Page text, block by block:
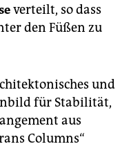
verteilt, so dass
den Füßen zu
und
für Stabilität,
aus
Columns“